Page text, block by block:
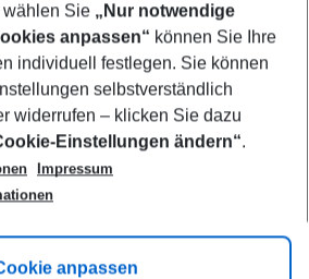
ändern
Sie „Nur notwendige
anpassen“ können Sie Ihre
individuell festlegen. Sie können
selbstverständlich
widerrufen – klicken Sie dazu
Einstellungen ändern“.
Impressum
anpassen